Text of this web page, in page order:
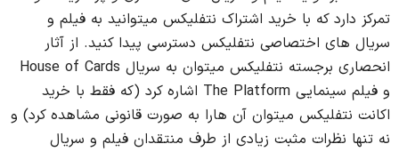
تمرکز دارد که با خرید اشتراک نتفلیکس میتوانید به فیلم و
سریال های اختصاصی نتفلیکس دسترسی پیدا کنید. از آثار
انحصاری برجسته نتفلیکس میتوان به سریال House of Cards
و فیلم سینمایی The Platform اشاره کرد (که فقط با خرید
اکانت نتفلیکس میتوان آن هارا به صورت قانونی مشاهده کرد) و
نه تنها نظرات مثبت زیادی از طرف منتقدان فیلم و سریال